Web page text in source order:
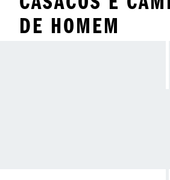
DE HOMEM